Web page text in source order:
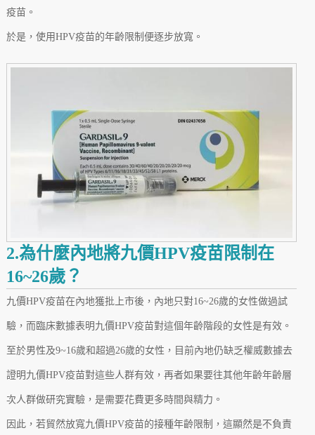
疫苗。
於是，使用HPV疫苗的年齡限制便逐步放寬。
2.為什麼內地將九價HPV疫苗限制在
16~26歲？
九價HPV疫苗在內地獲批上市後，內地只對16~26歲的女性做過試
驗，而臨床數據表明九價HPV疫苗對這個年齡階段的女性是有效。
至於男性及9~16歲和超過26歲的女性，目前內地仍缺乏權威數據去
證明九價HPV疫苗對這些人群有效，再者如果要往其他年齡年齡層
次人群做研究實驗，是需要花費更多時間與精力。
因此，若貿然放寬九價HPV疫苗的接種年齡限制，這顯然是不負責